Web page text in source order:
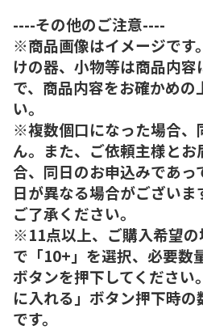
----その他のご注意----
※商品画像はイメージです
けの器、小物等は商品内容
で、商品内容をお確かめの
い。
※複数個口になった場合、
ん。また、ご依頼主様とお
合、同日のお申込みであっ
日が異なる場合がございま
ご了承ください。
※11点以上、ご購入希望の
で「10+」を選択、必要数
ボタンを押下してください
に入れる」ボタン押下時
です。